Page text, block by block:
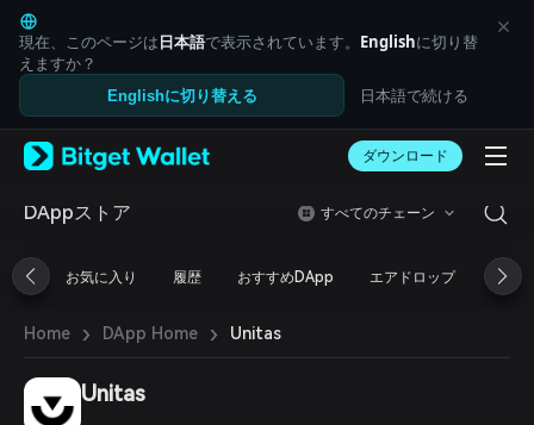
English
日本語
Tiếng Việt
Русский
Español (Latinoamérica)
Italiano
Deutsch
繁體中文
Português (Portugal)
ภาษาไทย
العربية
हिन्दी
現在、このページは日本語で表示されています。 Englishに切り替
えますか？
Englishに切り替える 日本語で続ける
ダウンロード
DAppストア すべてのチェーン
お気に入り 履歴 おすすめDApp エアドロップ DeFi
Home › DApp Home › Unitas
Unitas